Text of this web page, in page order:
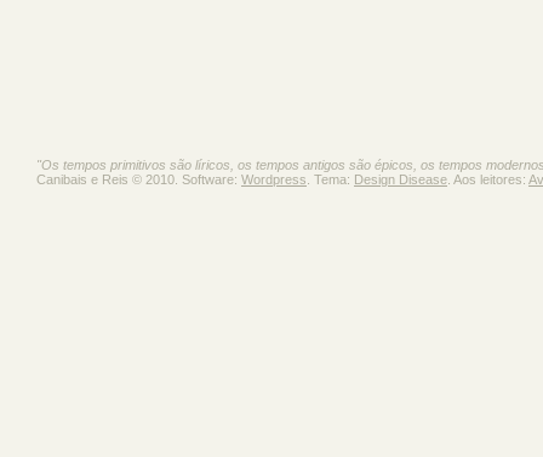
"Os tempos primitivos são líricos, os tempos antigos são épicos, os tempos
Canibais e Reis © 2010. Software: Wordpress . Tema: Design Disease . Aos leitores: